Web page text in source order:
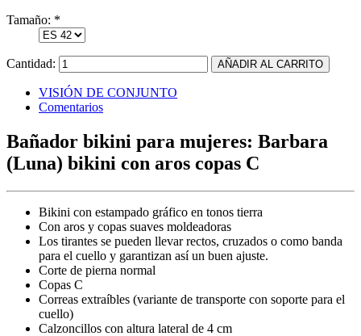
Tamaño: *
Cantidad:
VISIÓN DE CONJUNTO
Comentarios
Bañador bikini para mujeres: Barbara
(Luna) bikini con aros copas C
Bikini con estampado gráfico en tonos tierra
Con aros y copas suaves moldeadoras
Los tirantes se pueden llevar rectos, cruzados o como banda
para el cuello y garantizan así un buen ajuste.
Corte de pierna normal
Copas C
Correas extraíbles (variante de transporte con soporte para el
cuello)
Calzoncillos con altura lateral de 4 cm